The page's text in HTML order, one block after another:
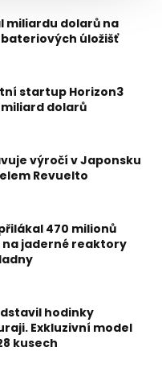
miliardu dolarů na
úložišť
startup Horizon3
dolarů
výročí v Japonsku
Revuelto
470 milionů
na jaderné reaktory
hodinky
Exkluzivní model
kusech